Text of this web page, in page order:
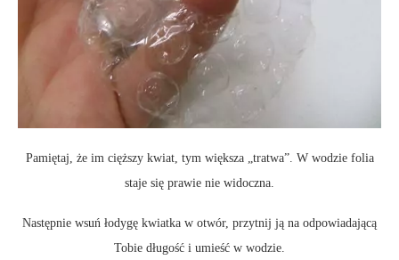
Pamiętaj, że im cięższy kwiat, tym większa „tratwa”. W wodzie folia
staje się prawie nie widoczna.
Następnie wsuń łodygę kwiatka w otwór, przytnij ją na odpowiadającą
Tobie długość i umieść w wodzie.